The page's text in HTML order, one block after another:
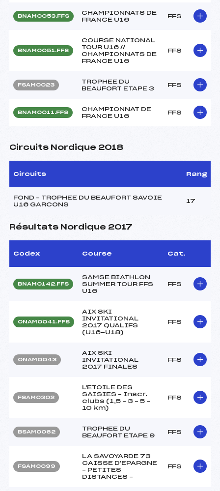
BNAM0053.FFS
CHAMPIONNATS DE
FRANCE U16
FFS
BNAM0051.FFS
COURSE NATIONAL
TOUR U16 //
CHAMPIONNATS DE
FRANCE U16
FFS
FSAM0023
TROPHEE DU
BEAUFORT ETAPE 3
FFS
BNAM0011.FFS
CHAMPIONNAT DE
FRANCE U16
FFS
Circuits Nordique 2018
Circuits Rang
FOND – TROPHEE DU BEAUFORT SAVOIE
U16 GARCONS
17
Résultats Nordique 2017
Codex Course Cat.
BNAM0142.FFS
SAMSE BIATHLON
SUMMER TOUR FFS
U16
FFS
ONAM0041.FFS
AIX SKI
INVITATIONAL
2017 QUALIFS
(U16-U18)
FFS
ONAM0043
AIX SKI
INVITATIONAL
2017 FINALES
FFS
FSAM0302
L'ETOILE DES
SAISIES – Inscr.
clubs (1,5 – 3 – 5 –
10 km)
FFS
BSAM0062
TROPHEE DU
BEAUFORT ETAPE 9
FFS
FSAM0099
LA SAVOYARDE 73
CAISSE D'EPARGNE
– PETITES
DISTANCES –
FFS